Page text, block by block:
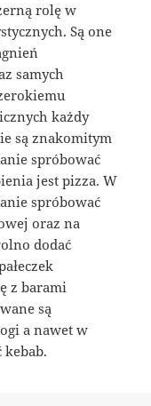
rolę w
Są one
samych
każdy
są znakomitym
spróbować
jest pizza. W
spróbować
oraz na
dodać
z barami
są
a nawet w
kebab.